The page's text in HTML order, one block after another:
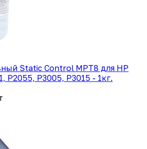
Static Control MPT8 для HP
P2055, P3005, P3015 - 1кг.